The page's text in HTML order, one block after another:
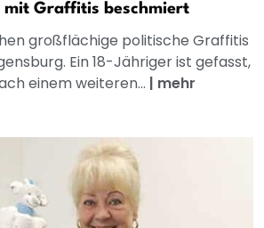
mit Graffitis beschmiert
großflächige politische Graffitis
Ein 18-Jähriger ist gefasst,
einem weiteren... | mehr